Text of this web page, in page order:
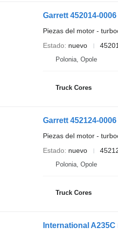
Garrett 452014-
Piezas del motor -
Estado
nuevo
Polonia, Opole
Truck Cores
Garrett 452124-
Piezas del motor -
Estado
nuevo
Polonia, Opole
Truck Cores
International